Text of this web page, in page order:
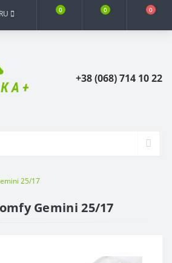
RU 0 0 0
+38 (068) 714 10 22
25/17
Gemini 25/17